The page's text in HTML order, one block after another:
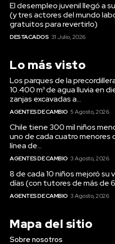
El desempleo juvenil llegó a
(y tres actores del mundo
gratuitos para revertirlo)
DESTACADOS 31 Julio, 2026
Lo más visto
Los parques de la
10.400 m³ de agua lluvia en
zanjas excavadas a...
AGENTES DE CAMBIO 5 Agosto, 2026
Chile tiene 300 mil niños
uno de cada cuatro menores
línea de...
AGENTES DE CAMBIO 3 Agosto, 2026
8 de cada 10 niños mejoró
días (con tutores de más de
AGENTES DE CAMBIO 3 Agosto, 2026
Mapa del sitio
Sobre nosotros